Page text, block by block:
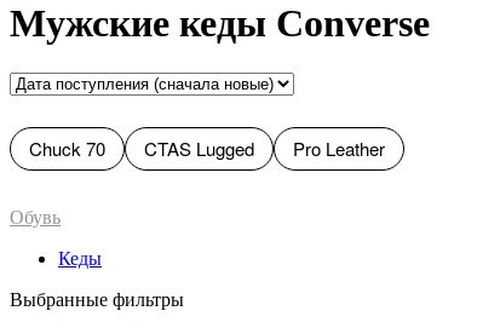
Мужские кеды Converse
Chuck 70 CTAS Lugged Pro Leather
Обувь
Кеды
Выбранные фильтры